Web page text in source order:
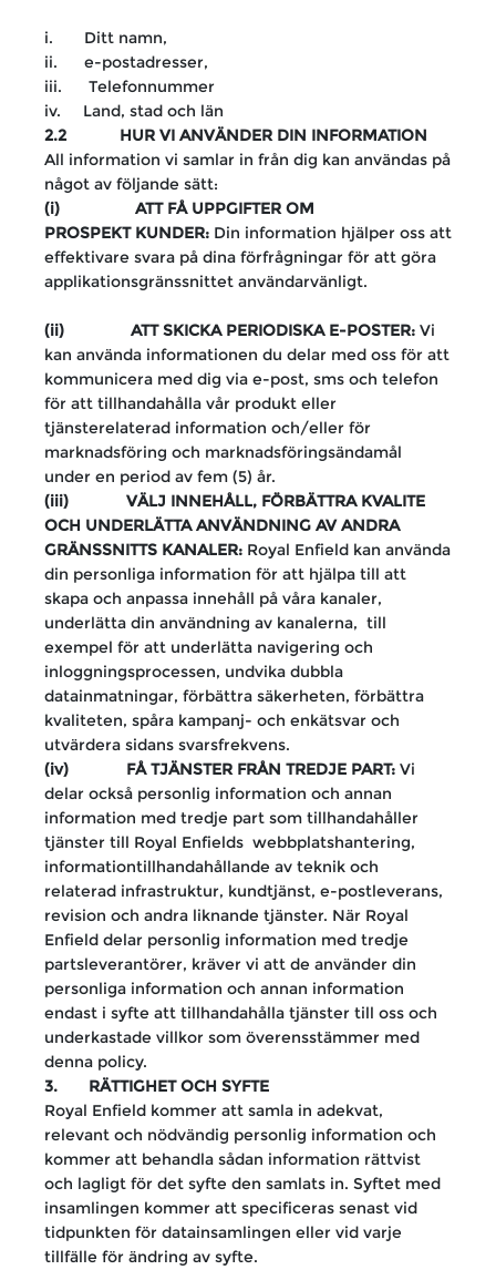
i. Ditt namn,
ii. e-postadresser,
iii. Telefonnummer
iv. Land, stad och län
2.2 HUR VI ANVÄNDER DIN INFORMATION
All information vi samlar in från dig kan användas på
något av följande sätt:
(i) ATT FÅ UPPGIFTER OM
PROSPEKT KUNDER: Din information hjälper oss att
effektivare svara på dina förfrågningar för att göra
applikationsgränssnittet användarvänligt.
(ii) ATT SKICKA PERIODISKA E-POSTER: Vi
kan använda informationen du delar med oss ​​för att
kommunicera med dig via e-post, sms och telefon
för att tillhandahålla vår produkt eller
tjänsterelaterad information och/eller för
marknadsföring och marknadsföringsändamål
under en period av fem (5) år.
(iii) VÄLJ INNEHÅLL, FÖRBÄTTRA KVALITE
OCH UNDERLÄTTA ANVÄNDNING AV ANDRA
GRÄNSSNITTS KANALER: Royal Enfield kan använda
din personliga information för att hjälpa till att
skapa och anpassa innehåll på våra kanaler,
underlätta din användning av kanalerna, till
exempel för att underlätta navigering och
inloggningsprocessen, undvika dubbla
datainmatningar, förbättra säkerheten, förbättra
kvaliteten, spåra kampanj- och enkätsvar och
utvärdera sidans svarsfrekvens.
(iv) FÅ TJÄNSTER FRÅN TREDJE PART: Vi
delar också personlig information och annan
information med tredje part som tillhandahåller
tjänster till Royal Enfields webbplatshantering,
informationtillhandahållande av teknik och
relaterad infrastruktur, kundtjänst, e-postleverans,
revision och andra liknande tjänster. När Royal
Enfield delar personlig information med tredje
partsleverantörer, kräver vi att de använder din
personliga information och annan information
endast i syfte att tillhandahålla tjänster till oss och
underkastade villkor som överensstämmer med
denna policy.
3. RÄTTIGHET OCH SYFTE
Royal Enfield kommer att samla in adekvat,
relevant och nödvändig personlig information och
kommer att behandla sådan information rättvist
och lagligt för det syfte den samlats in. Syftet med
insamlingen kommer att specificeras senast vid
tidpunkten för datainsamlingen eller vid varje
tillfälle för ändring av syfte.